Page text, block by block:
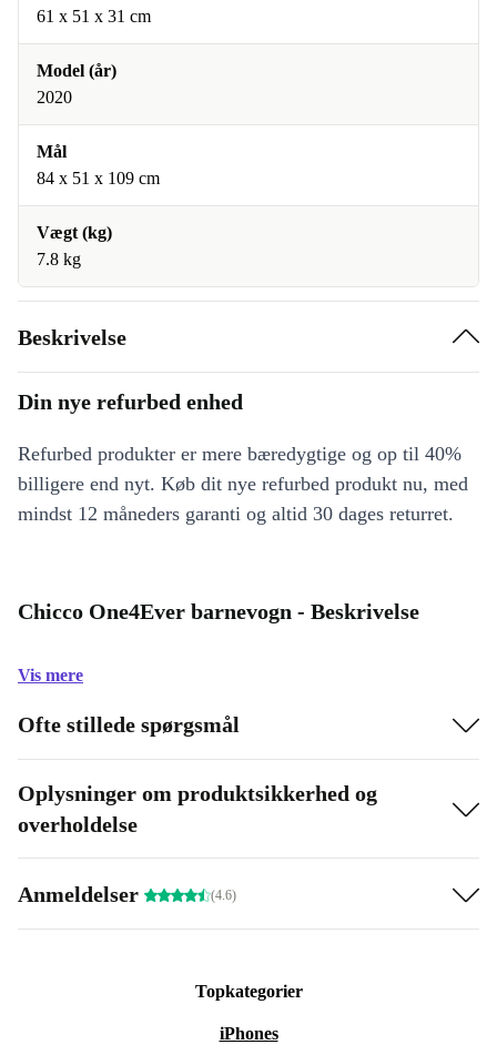
61 x 51 x 31 cm
Model (år)
2020
Mål
84 x 51 x 109 cm
Vægt (kg)
7.8 kg
Beskrivelse
Din nye refurbed enhed
Refurbed produkter er mere bæredygtige og op til 40%
billigere end nyt. Køb dit nye refurbed produkt nu, med
mindst 12 måneders garanti og altid 30 dages returret.
Chicco One4Ever barnevogn - Beskrivelse
Vis mere
Ofte stillede spørgsmål
Oplysninger om produktsikkerhed og
overholdelse
Anmeldelser (4.6)
Topkategorier
iPhones